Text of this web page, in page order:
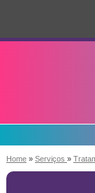
Home » Serviços »